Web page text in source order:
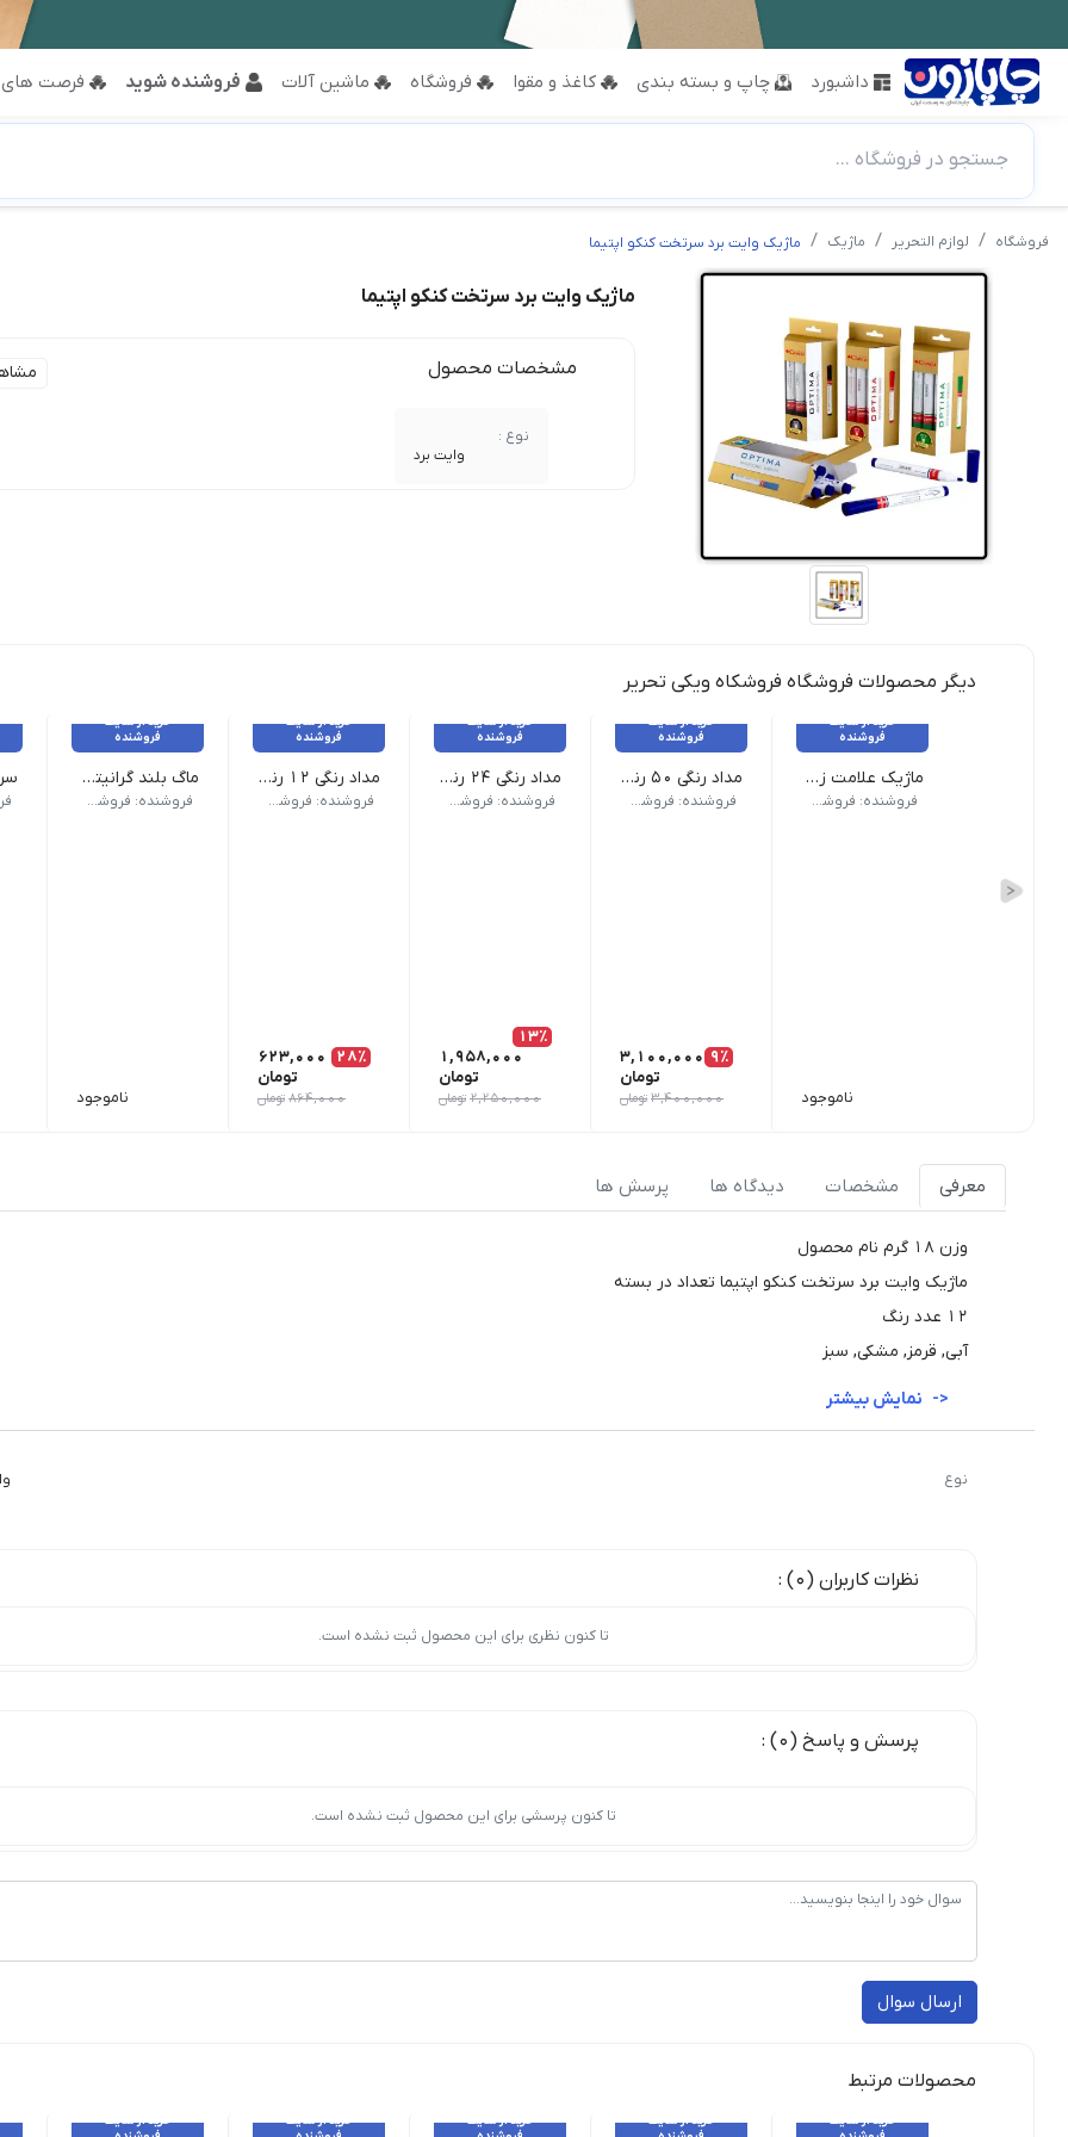
داشبورد چاپ و بسته بندی کاغذ و مقوا فروشگاه ماشین آلات فروشنده شوید فرصت
جستجو در فروشگاه ...
فروشگاه لوازم التحریر ماژیک ماژیک وایت برد سرتخت کنکو اپتیما
ماژیک وایت برد سرتخت کنکو اپتیما
مشخصات محصول
نوع :
وایت برد
دیگر محصولات فروشگاه فروشکاه ویکی تحریر
خرید از سایت
فروشنده
ماژیک علامت زن پاستلی اسکول فنس وزن 200 گرم نام محصول| ماژیک علامت زن پاستلی اسکول فنس طرح رنگ| پاستلی جنس جعبه| مقوایی
فروشنده: فروشکاه ویکی تحریر
ناموجود
خرید از سایت
فروشنده
مداد رنگی ۵۰ رنگ فکتیس جعبه فلزی وزن 1000 گرم | نام محصول: مداد رنگی ۵۰ رنگ فکتیس | جنس جعبه: جعبه فلزی محکم و قابل حمل | سایر مشخصات: مناسب مدرسه، دفتر و هنر | مناسب کودکان، نوجوانان و هنرجویان
فروشنده: فروشکاه ویکی تحریر
9٪ 3,100,000
تومان
3,400,000 تومان
خرید از سایت
فروشنده
مداد رنگی ۲۴ رنگ فابر کاستل اصل جعبه مقوایی وزن 250 گرم نام محصول| مداد رنگی 24 رنگ فابر کاستل اصل جعبه مقوایی تعداد رنگ| 24 رنگ نوع بسته بندی | مقوایی کشویی تعداد در بسته 12 عددی
فروشنده: فروشکاه ویکی تحریر
13٪
1,958,000
تومان
2,250,000 تومان
خرید از سایت
فروشنده
مداد رنگی ۱۲ رنگ آریا مدل آرتیست وزن 150 گرم نام محصول| مداد رنگی 12 رنگ آریا مدل آرتیست| تعداد رنگ 12 رنگ| نوع بسته بندی مقوایی کشویی| تعداد در بسته 12 عدد
فروشنده: فروشکاه ویکی تحریر
28٪
623,000
تومان
864,000 تومان
خرید از سایت
فروشنده
ماگ بلند گرانیتی کد ۷۰۰۹ وزن 200 گرم نام محصول| ماگ بلند گرانیتی کد 7009 طرح رنگ | رندوم کلاسیک
فروشنده: فروشکاه ویکی تحریر
ناموجود
وزن 500 گرم نام محصول | سررسید پلنر
معرفی مشخصات دیدگاه ها پرسش ها
وزن 18 گرم نام محصول
ماژیک وایت برد سرتخت کنکو اپتیما تعداد در بسته
12 عدد رنگ
آبی, قرمز, مشکی, سبز
نوع
نظرات کاربران (0) :
تا کنون نظری برای این محصول ثبت نشده است.
پرسش و پاسخ (0) :
تا کنون پرسشی برای این محصول ثبت نشده است.
ارسال سوال
محصولات مرتبط
خرید از سایت
خرید از سایت
خرید از سایت
خرید از سایت
خرید از سایت